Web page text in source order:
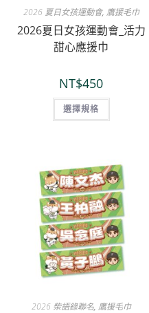
2026 夏日女孩運動會, 鷹援毛巾
2026夏日女孩運動會_活力
甜心應援巾
NT$450
選擇規格
2026 柴語錄聯名, 鷹援毛巾